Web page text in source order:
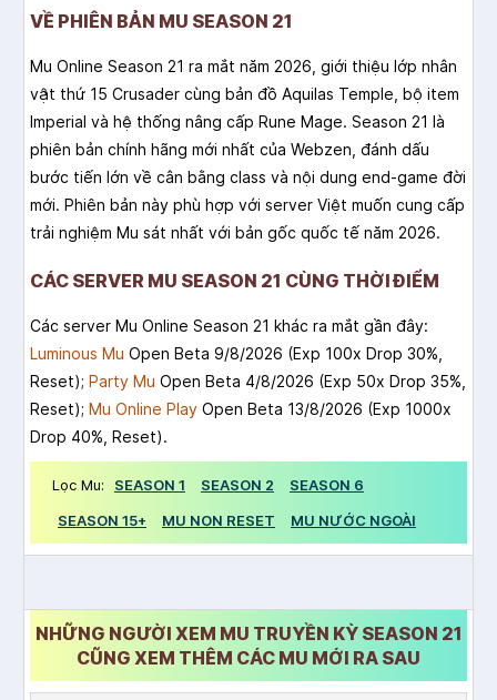
VỀ PHIÊN BẢN MU SEASON 21
Mu Online Season 21 ra mắt năm 2026, giới thiệu lớp nhân
vật thứ 15 Crusader cùng bản đồ Aquilas Temple, bộ item
Imperial và hệ thống nâng cấp Rune Mage. Season 21 là
phiên bản chính hãng mới nhất của Webzen, đánh dấu
bước tiến lớn về cân bằng class và nội dung end-game đời
mới. Phiên bản này phù hợp với server Việt muốn cung cấp
trải nghiệm Mu sát nhất với bản gốc quốc tế năm 2026.
CÁC SERVER MU SEASON 21 CÙNG THỜI ĐIỂM
Các server Mu Online Season 21 khác ra mắt gần đây:
Luminous Mu Open Beta 9/8/2026 (Exp 100x Drop 30%,
Reset); Party Mu Open Beta 4/8/2026 (Exp 50x Drop 35%,
Reset); Mu Online Play Open Beta 13/8/2026 (Exp 1000x
Drop 40%, Reset).
Lọc Mu: SEASON 1 SEASON 2
SEASON 6
SEASON 15+
MU NON RESET MU NƯỚC NGOÀI
NHỮNG NGƯỜI XEM MU TRUYỀN KỲ SEASON 21
CŨNG XEM THÊM CÁC MU MỚI RA SAU